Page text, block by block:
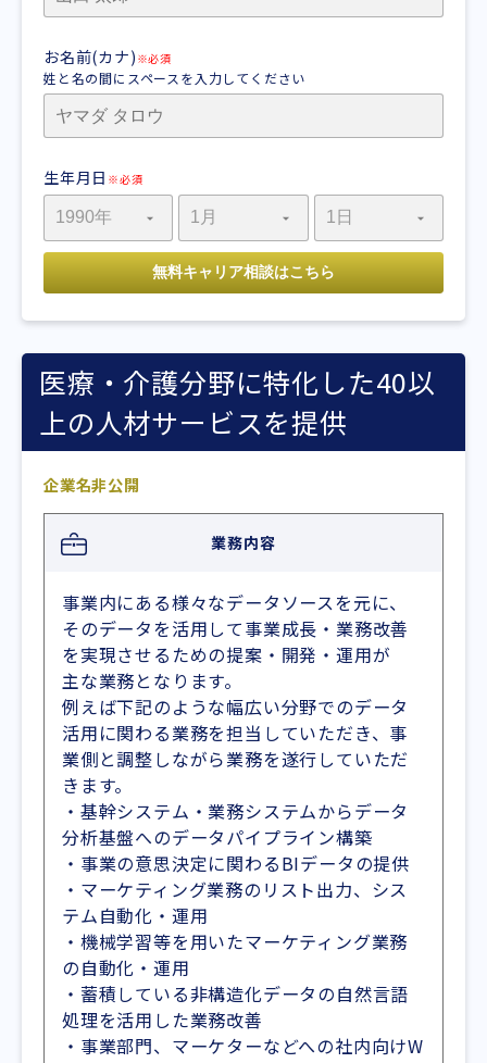
お名前(カナ) ※必須
姓と名の間にスペースを入力してください
生年月日 ※必須
医療・介護分野に特化した40以
上の人材サービスを提供
企業名非公開
業務内容
事業内にある様々なデータソースを元に、
そのデータを活用して事業成長・業務改善
を実現させるための提案・開発・運用が
主な業務となります。
例えば下記のような幅広い分野でのデータ
活用に関わる業務を担当していただき、事
業側と調整しながら業務を遂行していただ
きます。
・基幹システム・業務システムからデータ
分析基盤へのデータパイプライン構築
・事業の意思決定に関わるBIデータの提供
・マーケティング業務のリスト出力、シス
テム自動化・運用
・機械学習等を用いたマーケティング業務
の自動化・運用
・蓄積している非構造化データの自然言語
処理を活用した業務改善
・事業部門、マーケターなどへの社内向けW